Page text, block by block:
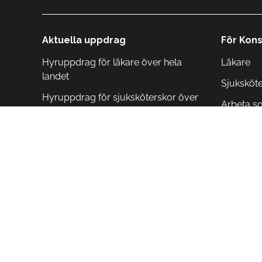
Aktuella uppdrag
Hyruppdrag för läkare över hela
landet
Hyruppdrag för sjuksköterskor över
För
Läkare
Arbeta